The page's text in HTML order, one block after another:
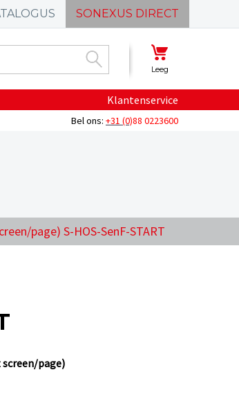
SONEXUS DIRECT
Leeg
Klantenservice
Bel ons: +31 (0)88 0223600
page) S-HOS-SenF-START
page)